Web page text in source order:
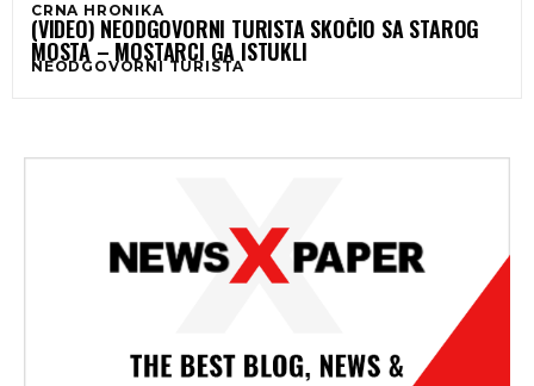
CRNA HRONIKA
(VIDEO) NEODGOVORNI TURISTA SKOČIO SA STAROG
MOSTA – MOSTARCI GA ISTUKLI
NEODGOVORNI TURISTA